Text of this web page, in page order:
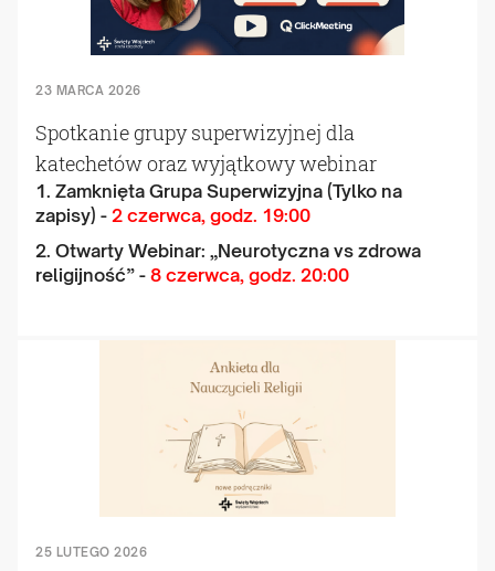
23 MARCA 2026
Spotkanie grupy superwizyjnej dla
katechetów oraz wyjątkowy webinar
1. Zamknięta Grupa Superwizyjna (Tylko na
zapisy) - 2 czerwca, godz. 19:00
2. Otwarty Webinar: „Neurotyczna vs zdrowa
religijność” - 8 czerwca, godz. 20:00
25 LUTEGO 2026